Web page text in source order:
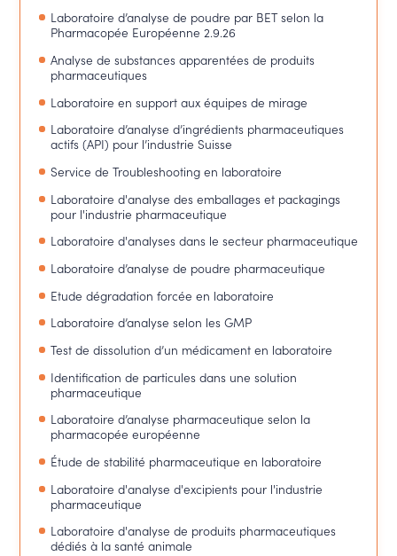
Laboratoire d’analyse de poudre par BET selon la
Pharmacopée Européenne 2.9.26
Analyse de substances apparentées de produits
pharmaceutiques
Laboratoire en support aux équipes de mirage
Laboratoire d’analyse d’ingrédients pharmaceutiques
actifs (API) pour l’industrie Suisse
Service de Troubleshooting en laboratoire
Laboratoire d'analyse des emballages et packagings
pour l'industrie pharmaceutique
Laboratoire d'analyses dans le secteur pharmaceutique
Laboratoire d’analyse de poudre pharmaceutique
Etude dégradation forcée en laboratoire
Laboratoire d’analyse selon les GMP
Test de dissolution d’un médicament en laboratoire
Identification de particules dans une solution
pharmaceutique
Laboratoire d’analyse pharmaceutique selon la
pharmacopée européenne
Étude de stabilité pharmaceutique en laboratoire
Laboratoire d'analyse d'excipients pour l'industrie
pharmaceutique
Laboratoire d'analyse de produits pharmaceutiques
dédiés à la santé animale